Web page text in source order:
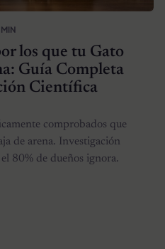
los que tu Gato
Guía Completa
Científica
comprobados que
de arena. Investigación
80% de dueños ignora.